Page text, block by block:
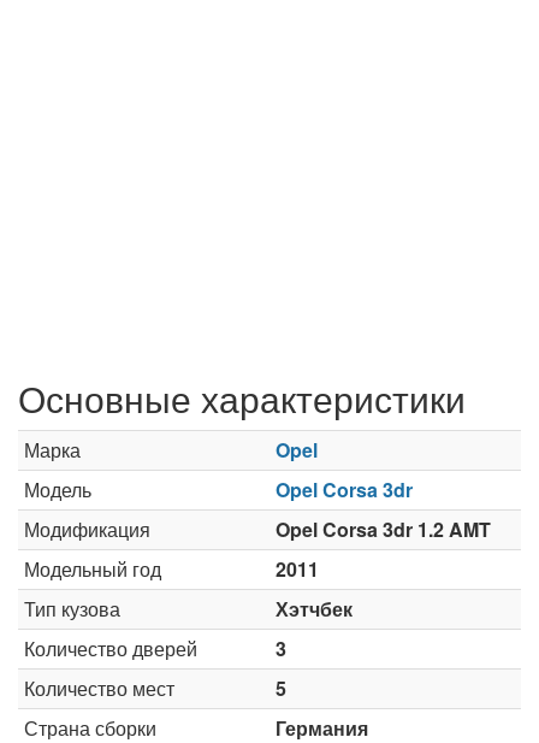
Основные характеристики
Марка
Opel
Модель
Opel Corsa 3dr
Модификация
Opel Corsa 3dr 1.2 AMT
Модельный год
2011
Тип кузова
Хэтчбек
Количество дверей
3
Количество мест
5
Страна сборки
Германия